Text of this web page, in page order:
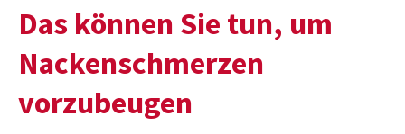
Das können Sie tun, um
Nackenschmerzen
vorzubeugen